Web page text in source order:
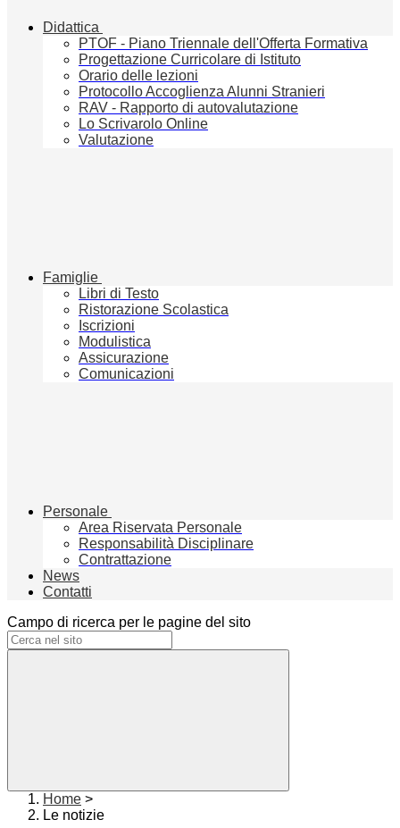
Didattica
PTOF - Piano Triennale dell'Offerta Formativa
Progettazione Curricolare di Istituto
Orario delle lezioni
Protocollo Accoglienza Alunni Stranieri
RAV - Rapporto di autovalutazione
Lo Scrivarolo Online
Valutazione
Famiglie
Libri di Testo
Ristorazione Scolastica
Iscrizioni
Modulistica
Assicurazione
Comunicazioni
Personale
Area Riservata Personale
Responsabilità Disciplinare
Contrattazione
News
Contatti
Campo di ricerca per le pagine del sito
Home >
Le notizie